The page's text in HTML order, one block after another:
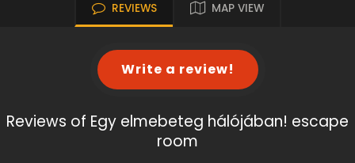
REVIEWS MAP VIEW
Write a review!
Reviews of Egy elmebeteg hálójában! escape
room